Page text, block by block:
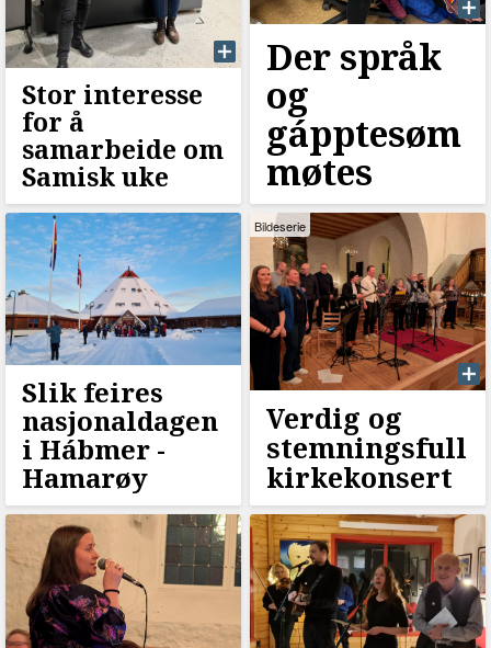
Stor interesse
for å
samarbeide om
Samisk uke
Der språk
og
gápptesøm
møtes
Slik feires
nasjonaldagen
i Hábmer -
Hamarøy
Bildeserie
Verdig og
stemningsfull
kirkekonsert